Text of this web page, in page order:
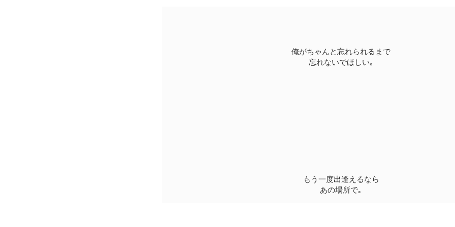
俺がちゃんと忘れられるまで
忘れないでほしい｡
もう一度出逢えるなら
あの場所で｡